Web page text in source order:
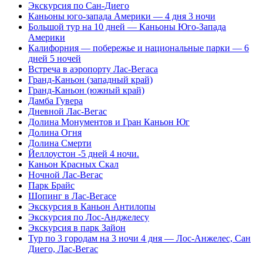
Экскурсия по Сан-Диего
Каньоны юго-запада Америки — 4 дня 3 ночи
Большой тур на 10 дней — Каньоны Юго-Запада
Америки
Калифорния — побережье и национальные парки — 6
дней 5 ночей
Встреча в аэропорту Лас-Вегаса
Гранд-Каньон (западный край)
Гранд-Каньон (южный край)
Дамба Гувера
Дневной Лас-Вегас
Долина Монументов и Гран Каньон Юг
Долина Огня
Долина Смерти
Йеллоустон -5 дней 4 ночи.
Каньон Красных Скал
Ночной Лас-Вегас
Парк Брайс
Шопинг в Лас-Вегасе
Экскурсия в Каньон Антилопы
Экскурсия по Лос-Анджелесу
Экскурсия в парк Зайон
Тур по 3 городам на 3 ночи 4 дня — Лос-Анжелес, Сан
Диего, Лас-Вегас